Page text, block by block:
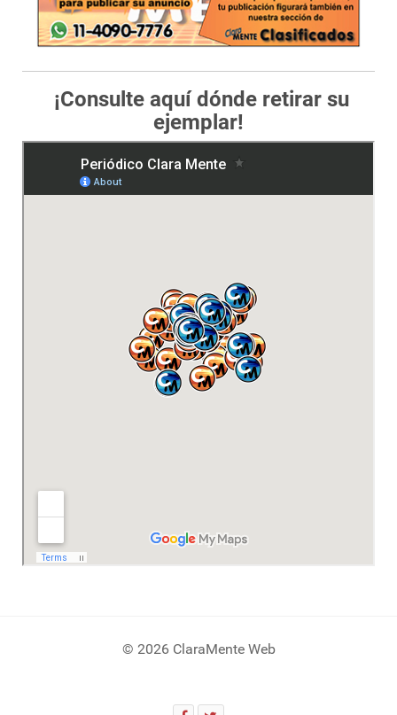
¡Consulte aquí dónde retirar su
ejemplar!
© 2026 ClaraMente Web